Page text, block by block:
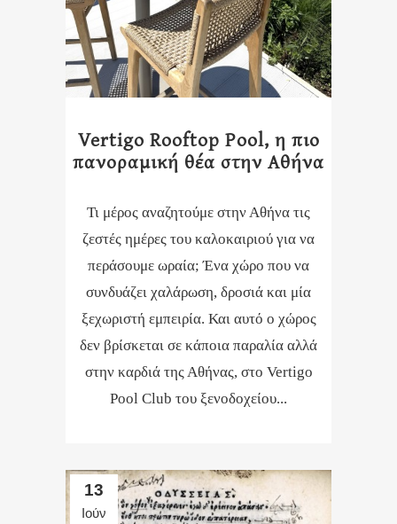
Vertigo Rooftop Pool, η πιο
πανοραμική θέα στην Αθήνα
Τι μέρος αναζητούμε στην Αθήνα τις
ζεστές ημέρες του καλοκαιριού για να
περάσουμε ωραία; Ένα χώρο που να
συνδυάζει χαλάρωση, δροσιά και μία
ξεχωριστή εμπειρία. Και αυτό ο χώρος
δεν βρίσκεται σε κάποια παραλία αλλά
στην καρδιά της Αθήνας, στο Vertigo
Pool Club του ξενοδοχείου...
13
Ιούν